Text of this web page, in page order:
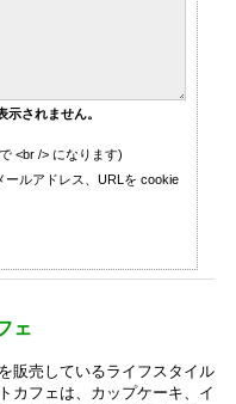
されません。
<br /> になります)
ールアドレス、URLを cookie
ェ
販売しているライフスタイル
カフェは、カップケーキ、イ